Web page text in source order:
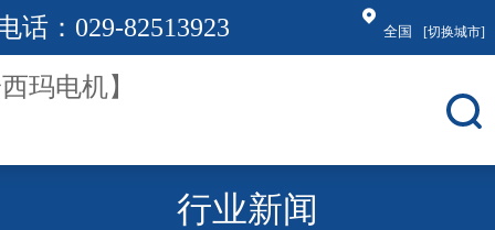
话： 029-82513923 全国 [切换城市]
行业新闻